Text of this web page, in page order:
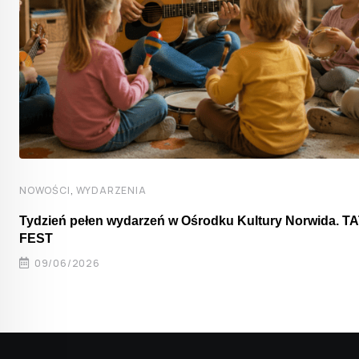
NOWOŚCI, WYDARZENIA
Tydzień pełen wydarzeń w Ośrodku Kultury Norwida.
FEST
09/06/2026